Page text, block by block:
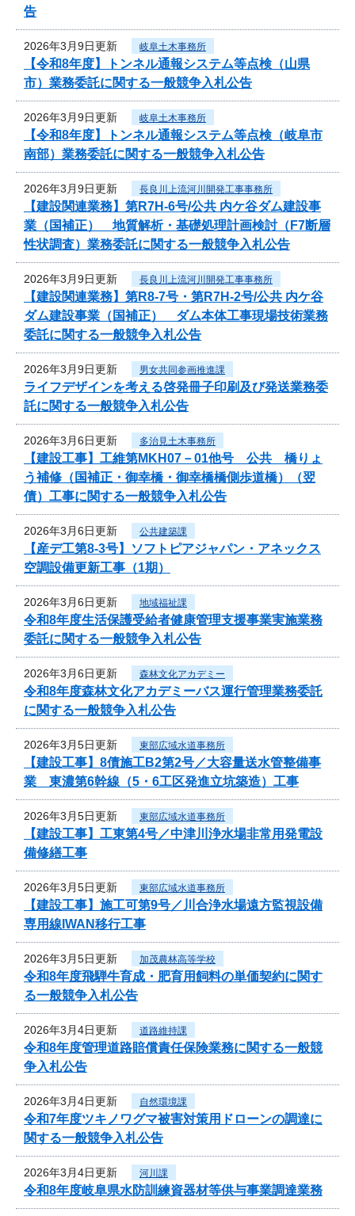
告
2026年3月9日更新 岐阜土木事務所
【令和8年度】トンネル通報システム等点検（山県
市）業務委託に関する一般競争入札公告
2026年3月9日更新 岐阜土木事務所
【令和8年度】トンネル通報システム等点検（岐阜市
南部）業務委託に関する一般競争入札公告
2026年3月9日更新 長良川上流河川開発工事事務所
【建設関連業務】第R7H-6号/公共 内ケ谷ダム建設事
業（国補正） 地質解析・基礎処理計画検討（F7断層
性状調査）業務委託に関する一般競争入札公告
2026年3月9日更新 長良川上流河川開発工事事務所
【建設関連業務】第R8-7号・第R7H-2号/公共 内ケ谷
ダム建設事業（国補正） ダム本体工事現場技術業務
委託に関する一般競争入札公告
2026年3月9日更新 男女共同参画推進課
ライフデザインを考える啓発冊子印刷及び発送業務委
託に関する一般競争入札公告
2026年3月6日更新 多治見土木事務所
【建設工事】工維第MKH07－01他号 公共 橋りょ
う補修（国補正・御幸橋・御幸橋橋側歩道橋）（翌
債）工事に関する一般競争入札公告
2026年3月6日更新 公共建築課
【産デ工第8-3号】ソフトピアジャパン・アネックス
空調設備更新工事（1期）
2026年3月6日更新 地域福祉課
令和8年度生活保護受給者健康管理支援事業実施業務
委託に関する一般競争入札公告
2026年3月6日更新 森林文化アカデミー
令和8年度森林文化アカデミーバス運行管理業務委託
に関する一般競争入札公告
2026年3月5日更新 東部広域水道事務所
【建設工事】8債施工B2第2号／大容量送水管整備事
業 東濃第6幹線（5・6工区発進立坑築造）工事
2026年3月5日更新 東部広域水道事務所
【建設工事】工東第4号／中津川浄水場非常用発電設
備修繕工事
2026年3月5日更新 東部広域水道事務所
【建設工事】施工可第9号／川合浄水場遠方監視設備
専用線IWAN移行工事
2026年3月5日更新 加茂農林高等学校
令和8年度飛騨牛育成・肥育用飼料の単価契約に関す
る一般競争入札公告
2026年3月4日更新 道路維持課
令和8年度管理道路賠償責任保険業務に関する一般競
争入札公告
2026年3月4日更新 自然環境課
令和7年度ツキノワグマ被害対策用ドローンの調達に
関する一般競争入札公告
2026年3月4日更新 河川課
令和8年度岐阜県水防訓練資器材等供与事業調達業務